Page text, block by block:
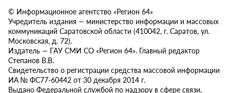
© Информационное агентство «Регион 64»
Учредитель издания — министерство информации и массовых
коммуникаций Саратовской области (410042, г. Саратов, ул.
Московская, д. 72).
Издатель — ГАУ СМИ СО «Регион 64». Главный редактор
Степанов В.В.
Свидетельство о регистрации средства массовой информации
ИА № ФС77-60442 от 30 декабря 2014 г.
Выдано Федеральной службой по надзору в сфере связи,